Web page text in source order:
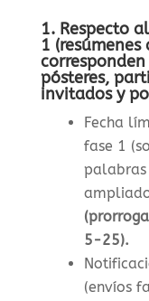
1. Respecto
1
pósteres,
invitados y
Fecha
fase 1
palabras
5-25).
(envíos